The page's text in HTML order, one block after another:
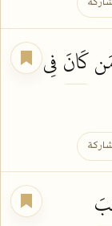
كَانَفِي